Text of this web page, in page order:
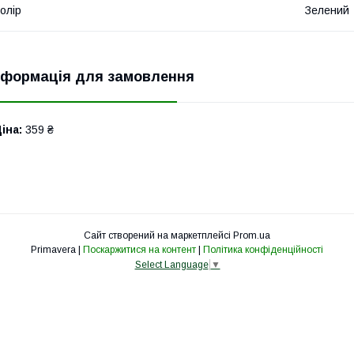
Зелений
для замовлення
359 ₴
Сайт створений на маркетплейсі Prom.ua
Primavera | Поскаржитися на контент | Політика конфіденційності
Select Language ▼